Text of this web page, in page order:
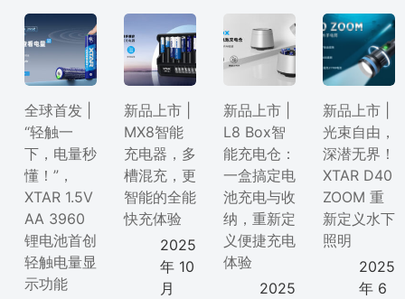
全球首发 |
“轻触一
下，电量秒
懂！”，
XTAR 1.5V
AA 3960
锂电池首创
轻触电量显
示功能
新品上市 |
MX8智能
充电器，多
槽混充，更
智能的全能
快充体验
2025
年 10
月
新品上市 |
L8 Box智
能充电仓：
一盒搞定电
池充电与收
纳，重新定
义便捷充电
体验
2025
新品上市 |
光束自由，
深潜无界！
XTAR D40
ZOOM 重
新定义水下
照明
2025
年 6